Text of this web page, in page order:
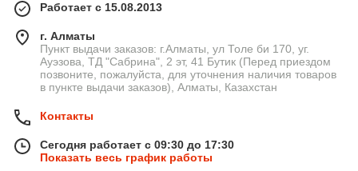
Работает с 15.08.2013
г. Алматы
Пункт выдачи заказов: г.Алматы, ул Толе би 170, уг.
Ауэзова, ТД "Сабрина", 2 эт, 41 Бутик (Перед приездом
позвоните, пожалуйста, для уточнения наличия товаров
в пункте выдачи заказов), Алматы, Казахстан
Контакты
Сегодня работает с 09:30 до 17:30
Показать весь график работы